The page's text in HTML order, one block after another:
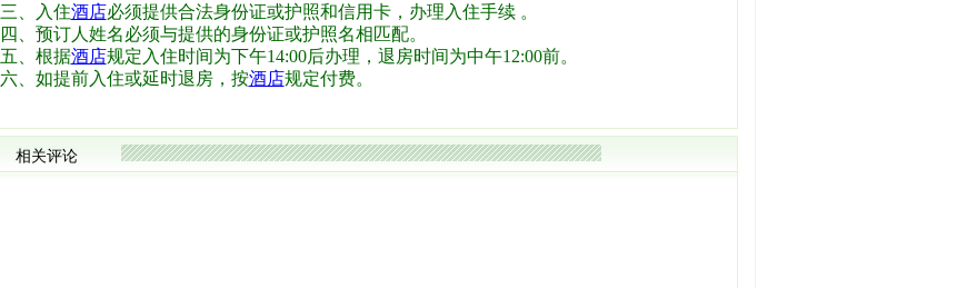
三、入住酒店必须提供合法身份证或护照和信用卡，办理入住手续 。
四、预订人姓名必须与提供的身份证或护照名相匹配。
五、根据酒店规定入住时间为下午14:00后办理，退房时间为中午12:00前。
六、如提前入住或延时退房，按酒店规定付费。
相关评论